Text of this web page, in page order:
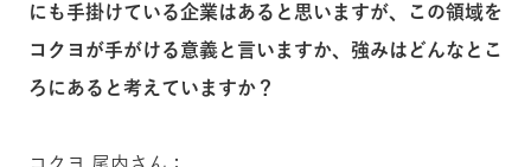
にも手掛けている企業はあると思いますが、この領域を
コクヨが手がける意義と言いますか、強みはどんなとこ
ろにあると考えていますか？
コクヨ 尾内さん：